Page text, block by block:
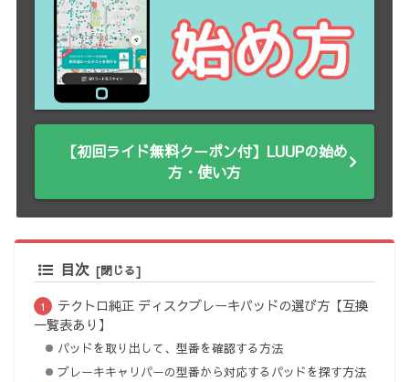
【初回ライド無料クーポン付】LUUPの始め
方・使い方
目次
テクトロ純正 ディスクブレーキパッドの選び方【互換
一覧表あり】
パッドを取り出して、型番を確認する方法
ブレーキキャリパーの型番から対応するパッドを探す方法